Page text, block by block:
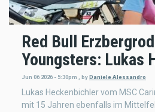
Red Bull
Youngsters: Lukas
Jun 06 2026 - 5:30pm , by Daniele Alessandro
Lukas Heckenbichler vom MSC
mit 15 Jahren ebenfalls im